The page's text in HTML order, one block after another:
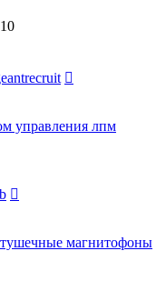
управления лпм
магнитофоны